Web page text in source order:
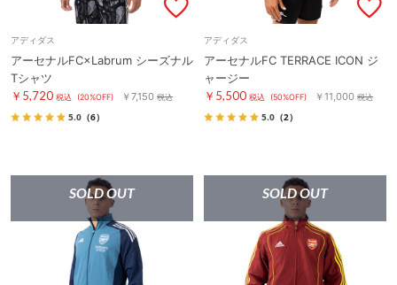
アディダス
アーセナルFC×Labrum シーズナル
Tシャツ
￥5,720 税込 (20%OFF) ￥7,150 税込
5.0 （6）
アディダス
アーセナルFC TERRACE ICON ジ
ャージー
￥5,500 税込 (50%OFF) ￥11,000 税込
5.0 （2）
SOLD OUT SOLD OUT